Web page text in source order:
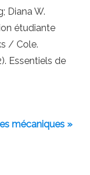
Diana W.
étudiante
/ Cole.
Essentiels de
mécaniques »